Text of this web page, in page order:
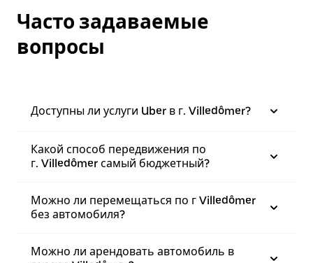
Часто задаваемые
вопросы
Доступны ли услуги Uber в г. Villedômer?
Какой способ передвижения по
г. Villedômer самый бюджетный?
Можно ли перемещаться по г Villedômer
без автомобиля?
Можно ли арендовать автомобиль в